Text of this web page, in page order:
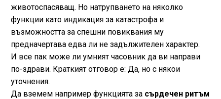
животоспасяващ. Но натрупването на няколко
функции като индикация за катастрофа и
възможността за спешни повиквания му
предначертава едва ли не задължителен характер.
И все пак може ли умният часовник да ви направи
по-здрави. Краткият отговор е: Да, но с някои
уточнения.
Да вземем например функцията за сърдечен ритъм